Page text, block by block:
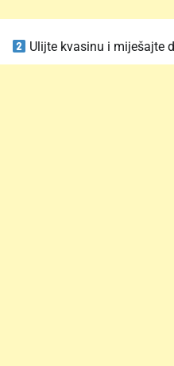
Ulijte kvasinu i miješajte